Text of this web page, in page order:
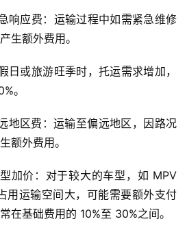
响应费：运输过程中如需紧急维修
生额外费用。
日或旅游旺季时，托运需求增加，
。
地区费：运输至偏远地区，因路况
额外费用。
加价：对于较大的车型，如 MPV
用运输空间大，可能需要额外支付
在基础费用的 10%至 30%之间。